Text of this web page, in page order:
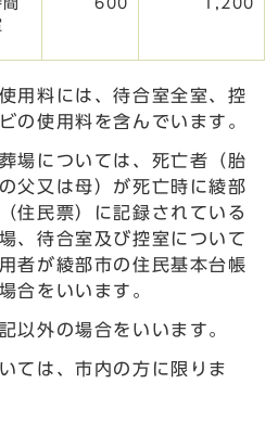
間
600 1,200
用料には、待合室全室、控
の使用料を含んでいます。
場については、死亡者（胎
父又は母）が死亡時に綾部
住民票）に記録されている
、待合室及び控室について
者が綾部市の住民基本台帳
合をいいます。
以外の場合をいいます。
ては、市内の方に限りま